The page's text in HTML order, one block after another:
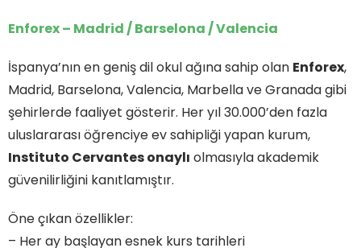
Enforex – Madrid / Barselona / Valencia
İspanya’nın en geniş dil okul ağına sahip olan Enforex,
Madrid, Barselona, Valencia, Marbella ve Granada gibi
şehirlerde faaliyet gösterir. Her yıl 30.000’den fazla
uluslararası öğrenciye ev sahipliği yapan kurum,
Instituto Cervantes onaylı olmasıyla akademik
güvenilirliğini kanıtlamıştır.
Öne çıkan özellikler:
– Her ay başlayan esnek kurs tarihleri